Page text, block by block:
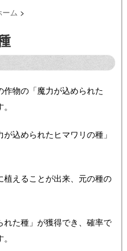
ーム >
作物の「魔力が込められた
込められたヒマワリの種」
植えることが出来、元の種の
た種」が獲得でき、確率で